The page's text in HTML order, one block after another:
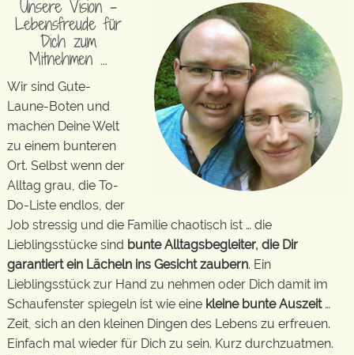
Unsere Vision –
Lebensfreude für
Dich zum
Mitnehmen …
Wir sind Gute-
Laune-Boten und
machen Deine Welt
zu einem bunteren
Ort. Selbst wenn der
Alltag grau, die To-
Do-Liste endlos, der
Job stressig und die Familie chaotisch ist … die
Lieblingsstücke sind bunte Alltagsbegleiter, die Dir
garantiert ein Lächeln ins Gesicht zaubern. Ein
Lieblingsstück zur Hand zu nehmen oder Dich damit im
Schaufenster spiegeln ist wie eine kleine bunte Auszeit…
Zeit, sich an den kleinen Dingen des Lebens zu erfreuen.
Einfach mal wieder für Dich zu sein. Kurz durchzuatmen.